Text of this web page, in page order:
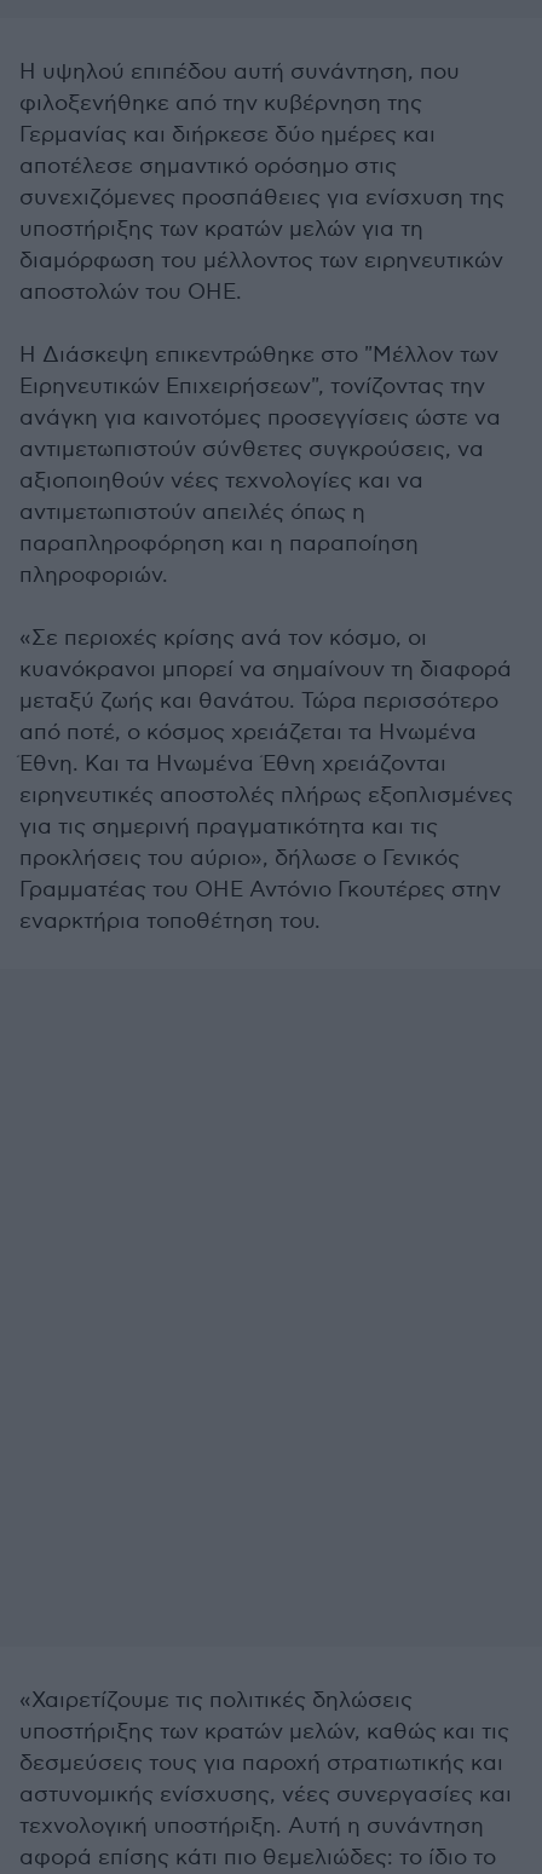
Η υψηλού επιπέδου αυτή συνάντηση, που
φιλοξενήθηκε από την κυβέρνηση της
Γερμανίας και διήρκεσε δύο ημέρες και
αποτέλεσε σημαντικό ορόσημο στις
συνεχιζόμενες προσπάθειες για ενίσχυση της
υποστήριξης των κρατών μελών για τη
διαμόρφωση του μέλλοντος των ειρηνευτικών
αποστολών του ΟΗΕ.
Η Διάσκεψη επικεντρώθηκε στο "Μέλλον των
Ειρηνευτικών Επιχειρήσεων", τονίζοντας την
ανάγκη για καινοτόμες προσεγγίσεις ώστε να
αντιμετωπιστούν σύνθετες συγκρούσεις, να
αξιοποιηθούν νέες τεχνολογίες και να
αντιμετωπιστούν απειλές όπως η
παραπληροφόρηση και η παραποίηση
πληροφοριών.
«Σε περιοχές κρίσης ανά τον κόσμο, οι
κυανόκρανοι μπορεί να σημαίνουν τη διαφορά
μεταξύ ζωής και θανάτου. Τώρα περισσότερο
από ποτέ, ο κόσμος χρειάζεται τα Ηνωμένα
Έθνη. Και τα Ηνωμένα Έθνη χρειάζονται
ειρηνευτικές αποστολές πλήρως εξοπλισμένες
για τις σημερινή πραγματικότητα και τις
προκλήσεις του αύριο», δήλωσε ο Γενικός
Γραμματέας του ΟΗΕ Αντόνιο Γκουτέρες στην
εναρκτήρια τοποθέτηση του.
«Χαιρετίζουμε τις πολιτικές δηλώσεις
υποστήριξης των κρατών μελών, καθώς και τις
δεσμεύσεις τους για παροχή στρατιωτικής και
αστυνομικής ενίσχυσης, νέες συνεργασίες και
τεχνολογική υποστήριξη. Αυτή η συνάντηση
αφορά επίσης κάτι πιο θεμελιώδες: το ίδιο το